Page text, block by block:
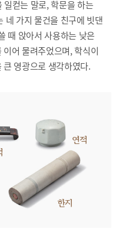
컫는 말로, 학문을 하는
네 가지 물건을 친구에 빗댄
때 앉아서 사용하는 낮은
어 물려주었으며, 학식이
영광으로 생각하였다.
연적
한지